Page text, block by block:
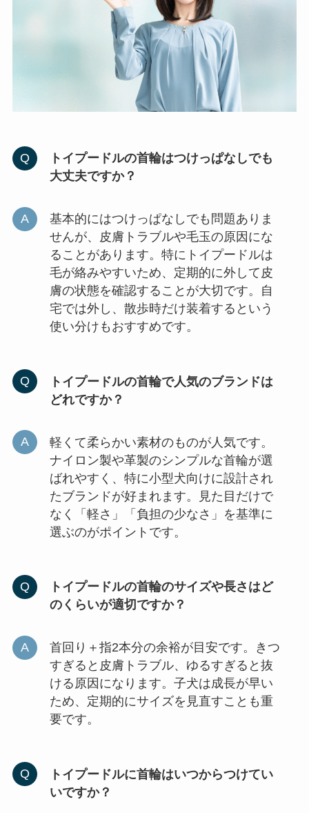
トイプードルの首輪はつけっぱなしでも
大丈夫ですか？
基本的にはつけっぱなしでも問題ありま
せんが、皮膚トラブルや毛玉の原因にな
ることがあります。特にトイプードルは
毛が絡みやすいため、定期的に外して皮
膚の状態を確認することが大切です。自
宅では外し、散歩時だけ装着するという
使い分けもおすすめです。
トイプードルの首輪で人気のブランドは
どれですか？
軽くて柔らかい素材のものが人気です。
ナイロン製や革製のシンプルな首輪が選
ばれやすく、特に小型犬向けに設計され
たブランドが好まれます。見た目だけで
なく「軽さ」「負担の少なさ」を基準に
選ぶのがポイントです。
トイプードルの首輪のサイズや長さはど
のくらいが適切ですか？
首回り＋指2本分の余裕が目安です。きつ
すぎると皮膚トラブル、ゆるすぎると抜
ける原因になります。子犬は成長が早い
ため、定期的にサイズを見直すことも重
要です。
トイプードルに首輪はいつからつけてい
いですか？